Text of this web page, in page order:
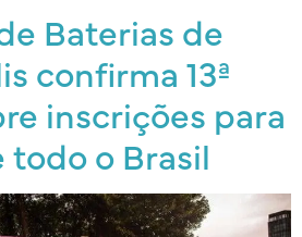
Baterias de
confirma 13ª
inscrições para
todo o Brasil